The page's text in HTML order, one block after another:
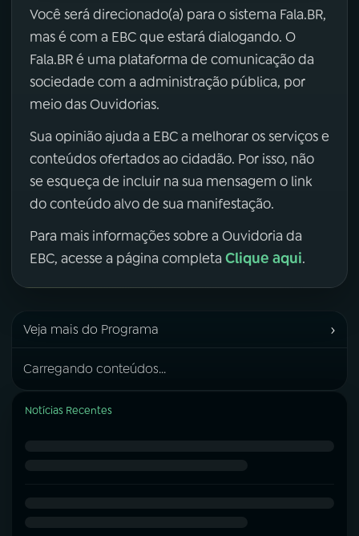
Você será direcionado(a) para o sistema Fala.BR,
mas é com a EBC que estará dialogando. O
Fala.BR é uma plataforma de comunicação da
sociedade com a administração pública, por
meio das Ouvidorias.
Sua opinião ajuda a EBC a melhorar os serviços e
conteúdos ofertados ao cidadão. Por isso, não
se esqueça de incluir na sua mensagem o link
do conteúdo alvo de sua manifestação.
Para mais informações sobre a Ouvidoria da
EBC, acesse a página completa Clique aqui.
Veja mais do Programa ›
Carregando conteúdos...
Notícias Recentes